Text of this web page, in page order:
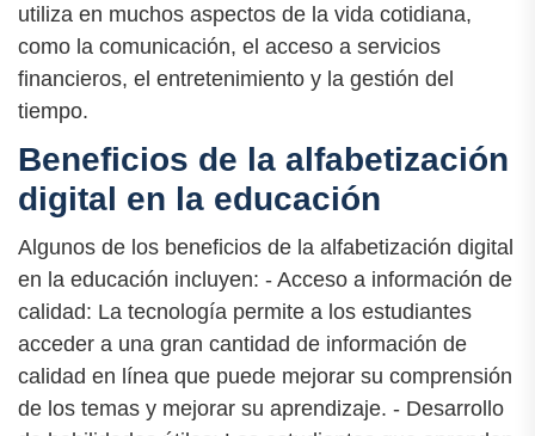
utiliza en muchos aspectos de la vida cotidiana,
como la comunicación, el acceso a servicios
financieros, el entretenimiento y la gestión del
tiempo.
Beneficios de la alfabetización
digital en la educación
Algunos de los beneficios de la alfabetización digital
en la educación incluyen: - Acceso a información de
calidad: La tecnología permite a los estudiantes
acceder a una gran cantidad de información de
calidad en línea que puede mejorar su comprensión
de los temas y mejorar su aprendizaje. - Desarrollo